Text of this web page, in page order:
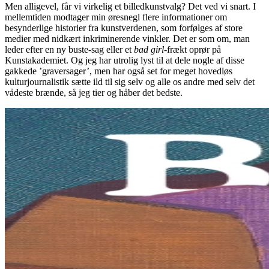
Men alligevel, får vi virkelig et billedkunstvalg? Det ved vi snart. I
mellemtiden modtager min øresnegl flere informationer om
besynderlige historier fra kunstverdenen, som forfølges af store
medier med nidkært inkriminerende vinkler. Det er som om, man
leder efter en ny buste-sag eller et bad girl-frækt oprør på
Kunstakademiet. Og jeg har utrolig lyst til at dele nogle af disse
gakkede ’graversager’, men har også set for meget hovedløs
kulturjournalistik sætte ild til sig selv og alle os andre med selv det
vådeste brænde, så jeg tier og håber det bedste.